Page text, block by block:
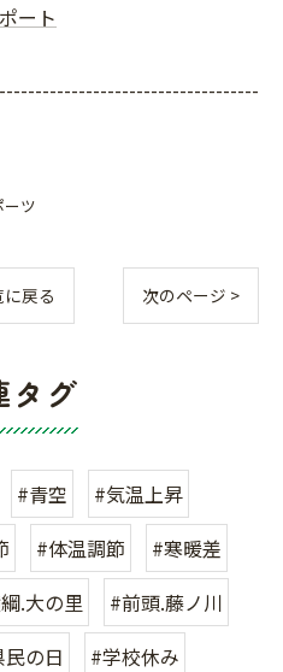
ート
ーツ
戻る 次のページ >
タグ
#青空
#気温上昇
#体温調節
#寒暖差
.大の里
#前頭.藤ノ川
の日 #学校休み